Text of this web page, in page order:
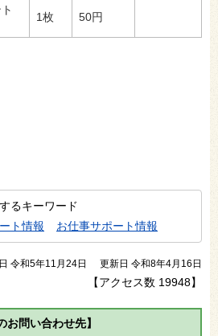
1枚 50円
るキーワード
ト情報
お仕事サポート情報
令和5年11月24日 更新日 令和8年4月16日
【アクセス数 19948】
お問い合わせ先】